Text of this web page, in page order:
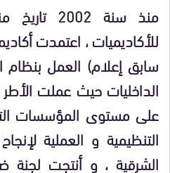
منذ سنة
للأكاديميات ، اعتمدت
سابق إعلام) العمل بنظام
الداخليات حيث عملت
على مستوى المؤسسات
التنظيمية و العملية
الشرقية ، و أنتجت